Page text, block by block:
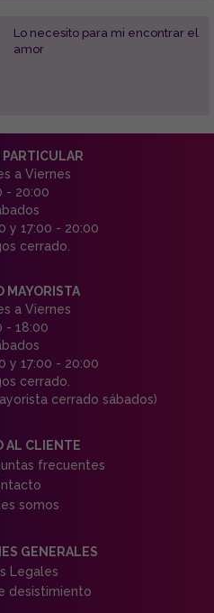
Lo necesito para mi encontrar el
amor
PARTICULAR
a Viernes
- 20:00
y 17:00 - 20:00
cerrado.
MAYORISTA
a Viernes
- 18:00
y 17:00 - 20:00
cerrado.
cerrado sábados)
AL CLIENTE
frecuentes
somos
GENERALES
Legales
desistimiento